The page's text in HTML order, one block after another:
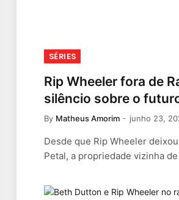
SÉRIES
Rip Wheeler fora de
silêncio sobre o
By Matheus Amorim junho 23,
Desde que Rip Wheeler
Petal, a propriedade vizinha